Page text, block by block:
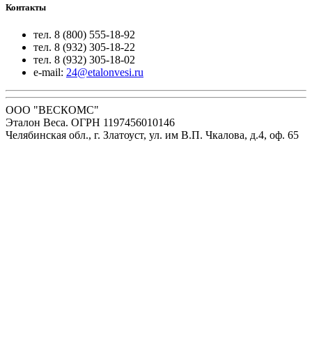
Контакты
тел. 8 (800) 555-18-92
тел. 8 (932) 305-18-22
тел. 8 (932) 305-18-02
e-mail: 24@etalonvesi.ru
ООО "ВЕСКОМС"
Эталон Веса. ОГРН 1197456010146
Челябинская обл., г. Златоуст, ул. им В.П. Чкалова, д.4, оф. 65